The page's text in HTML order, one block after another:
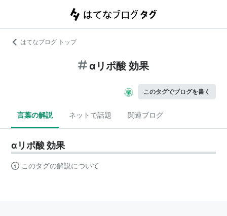
はてなブログ トップ
αリポ酸 効果
このタグでブログを書く
言葉の解説 ネットで話題 関連ブログ
αリポ酸 効果
このタグの解説について